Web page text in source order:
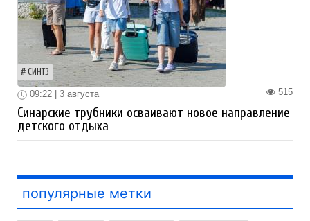
СИНТЗ
515
09:22 | 3 августа
Синарские трубники осваивают новое направление
детского отдыха
популярные метки